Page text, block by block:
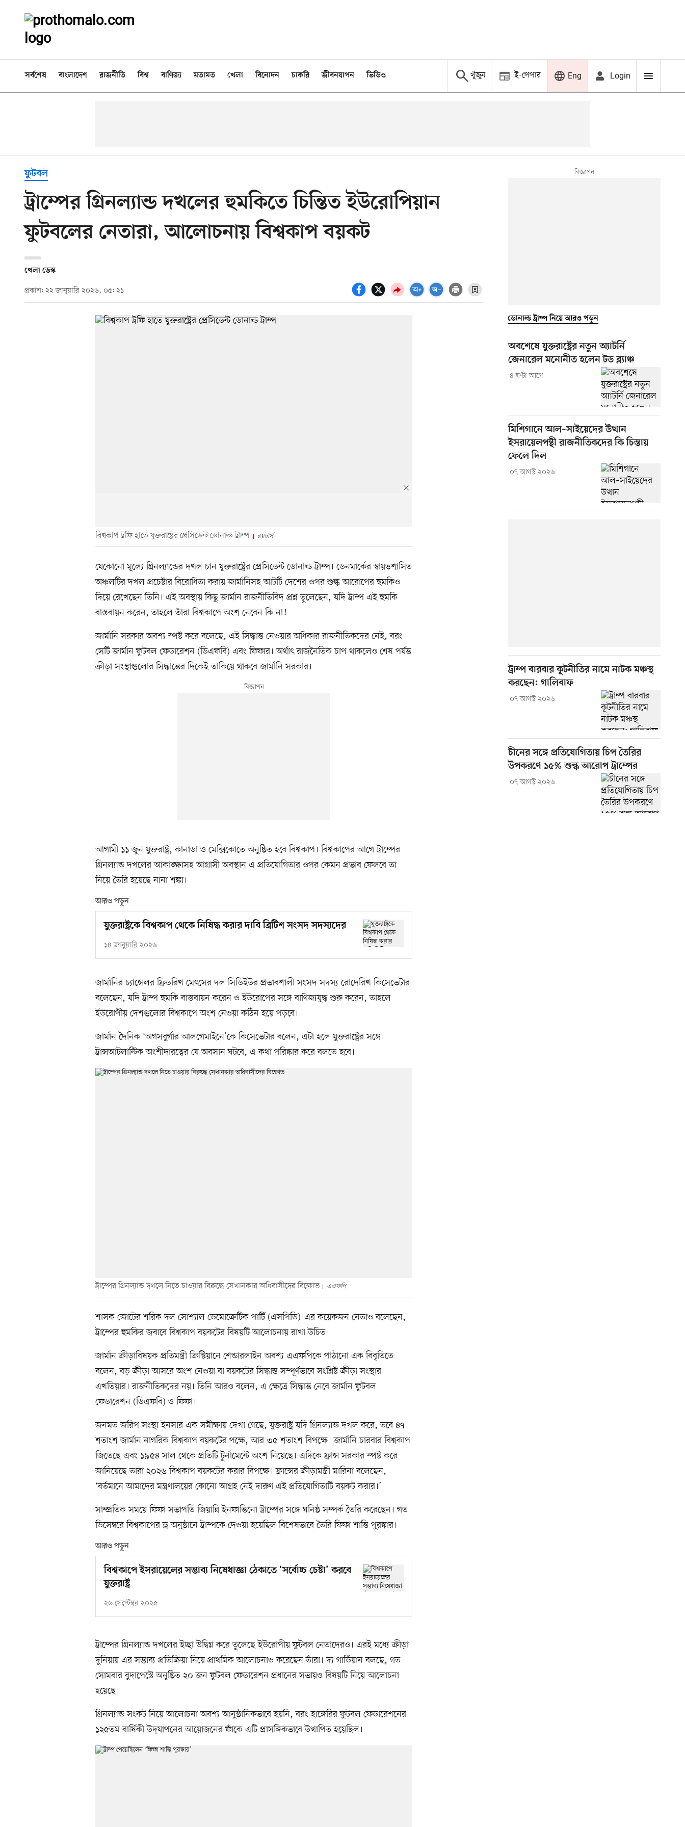
সর্বশেষ বাংলাদেশ রাজনীতি বিশ্ব বাণিজ্য মতামত খেলা বিনোদন চাকরি জীবনযাপন ভিডিও খুঁজুন ই-পেপার Eng Login
ফুটবল
ট্রাম্পের গ্রিনল্যান্ড দখলের হুমকিতে চিন্তিত ইউরোপিয়ান
ফুটবলের নেতারা, আলোচনায় বিশ্বকাপ বয়কট
খেলা ডেস্ক
প্রকাশ: ২২ জানুয়ারি ২০২৬, ০৫: ২১
বিশ্বকাপ ট্রফি হাতে যুক্তরাষ্ট্রের প্রেসিডেন্ট ডোনাল্ড ট্রাম্প রয়টার্স
যেকোনো মূল্যে গ্রিনল্যান্ডের দখল চান যুক্তরাষ্ট্রের প্রেসিডেন্ট ডোনাল্ড ট্রাম্প। ডেনমার্কের স্বায়ত্তশাসিত
অঞ্চলটির দখল প্রচেষ্টার বিরোধিতা করায় জার্মানিসহ আটটি দেশের ওপর শুল্ক আরোপের হুমকিও
দিয়ে রেখেছেন তিনি। এই অবস্থায় কিছু জার্মান রাজনীতিবিদ প্রশ্ন তুলেছেন, যদি ট্রাম্প এই হুমকি
বাস্তবায়ন করেন, তাহলে তাঁরা বিশ্বকাপে অংশ নেবেন কি না!
জার্মানি সরকার অবশ্য স্পষ্ট করে বলেছে, এই সিদ্ধান্ত নেওয়ার অধিকার রাজনীতিকদের নেই, বরং
সেটি জার্মান ফুটবল ফেডারেশন (ডিএফবি) এবং ফিফার। অর্থাৎ রাজনৈতিক চাপ থাকলেও শেষ পর্যন্ত
ক্রীড়া সংস্থাগুলোর সিদ্ধান্তের দিকেই তাকিয়ে থাকবে জার্মানি সরকার।
আগামী ১১ জুন যুক্তরাষ্ট্র, কানাডা ও মেক্সিকোতে অনুষ্ঠিত হবে বিশ্বকাপ। বিশ্বকাপের আগে ট্রাম্পের
গ্রিনল্যান্ড দখলের আকাঙ্ক্ষাসহ আগ্রাসী অবস্থান এ প্রতিযোগিতার ওপর কেমন প্রভাব ফেলবে তা
নিয়ে তৈরি হয়েছে নানা শঙ্কা।
আরও পড়ুন
যুক্তরাষ্ট্রকে বিশ্বকাপ থেকে নিষিদ্ধ করার দাবি ব্রিটিশ সংসদ সদস্যদের
১৪ জানুয়ারি ২০২৬
জার্মানির চ্যান্সেলর ফ্রিডরিখ মেৎসের দল সিডিইউর প্রভাবশালী সংসদ সদস্য রোদেরিখ কিসেভেটার
বলেছেন, যদি ট্রাম্প হুমকি বাস্তবায়ন করেন ও ইউরোপের সঙ্গে বাণিজ্যযুদ্ধ শুরু করেন, তাহলে
ইউরোপীয় দেশগুলোর বিশ্বকাপে অংশ নেওয়া কঠিন হয়ে পড়বে।
জার্মান দৈনিক ‘অগসবুর্গার আলগেমাইনে’কে কিসেভেটার বলেন, এটা হলে যুক্তরাষ্ট্রের সঙ্গে
ট্রান্সআটলান্টিক অংশীদারত্বের যে অবসান ঘটবে, এ কথা পরিষ্কার করে বলতে হবে।
ট্রাম্পের গ্রিনল্যান্ড দখলে নিতে চাওয়ার বিরুদ্ধে সেখানকার অধিবাসীদের বিক্ষোভ এএফপি
শাসক জোটের শরিক দল সোশ্যাল ডেমোক্রেটিক পার্টি (এসপিডি)-এর কয়েকজন নেতাও বলেছেন,
ট্রাম্পের হুমকির জবাবে বিশ্বকাপ বয়কটের বিষয়টি আলোচনায় রাখা উচিত।
জার্মান ক্রীড়াবিষয়ক প্রতিমন্ত্রী ক্রিস্টিয়ানে শেন্ডারলাইন অবশ্য এএফপিকে পাঠানো এক বিবৃতিতে
বলেন, বড় ক্রীড়া আসরে অংশ নেওয়া বা বয়কটের সিদ্ধান্ত সম্পূর্ণভাবে সংশ্লিষ্ট ক্রীড়া সংস্থার
এখতিয়ার। রাজনীতিকদের নয়। তিনি আরও বলেন, এ ক্ষেত্রে সিদ্ধান্ত নেবে জার্মান ফুটবল
ফেডারেশন (ডিএফবি) ও ফিফা।
জনমত জরিপ সংস্থা ইনসার এক সমীক্ষায় দেখা গেছে, যুক্তরাষ্ট্র যদি গ্রিনল্যান্ড দখল করে, তবে ৪৭
শতাংশ জার্মান নাগরিক বিশ্বকাপ বয়কটের পক্ষে, আর ৩৫ শতাংশ বিপক্ষে। জার্মানি চারবার বিশ্বকাপ
জিতেছে এবং ১৯৫৪ সাল থেকে প্রতিটি টুর্নামেন্টে অংশ নিয়েছে। এদিকে ফ্রান্স সরকার স্পষ্ট করে
জানিয়েছে তারা ২০২৬ বিশ্বকাপ বয়কটের করার বিপক্ষে। ফ্রান্সের ক্রীড়ামন্ত্রী মারিনা বলেছেন,
‘বর্তমানে আমাদের মন্ত্রণালয়ের কোনো আগ্রহ নেই দারুণ এই প্রতিযোগিতাটি বয়কট করার।’
সাম্প্রতিক সময়ে ফিফা সভাপতি জিয়ান্নি ইনফান্তিনো ট্রাম্পের সঙ্গে ঘনিষ্ঠ সম্পর্ক তৈরি করেছেন। গত
ডিসেম্বরে বিশ্বকাপের ড্র অনুষ্ঠানে ট্রাম্পকে দেওয়া হয়েছিল বিশেষভাবে তৈরি ফিফা শান্তি পুরস্কার।
আরও পড়ুন
বিশ্বকাপে ইসরায়েলের সম্ভাব্য নিষেধাজ্ঞা ঠেকাতে ‘সর্বোচ্চ চেষ্টা’ করবে
যুক্তরাষ্ট্র
২৬ সেপ্টেম্বর ২০২৫
ট্রাম্পের গ্রিনল্যান্ড দখলের ইচ্ছা উদ্বিগ্ন করে তুলেছে ইউরোপীয় ফুটবল নেতাদেরও। এরই মধ্যে ক্রীড়া
দুনিয়ায় এর সম্ভাব্য প্রতিক্রিয়া নিয়ে প্রাথমিক আলোচনাও করেছেন তাঁরা। দ্য গার্ডিয়ান বলছে, গত
সোমবার বুদাপেস্টে অনুষ্ঠিত ২০ জন ফুটবল ফেডারেশন প্রধানের সভায়ও বিষয়টি নিয়ে আলোচনা
হয়েছে।
গ্রিনল্যান্ড সংকট নিয়ে আলোচনা অবশ্য আনুষ্ঠানিকভাবে হয়নি, বরং হাঙ্গেরির ফুটবল ফেডারেশনের
১২৫তম বার্ষিকী উদ্‌যাপনের আয়োজনের ফাঁকে এটি প্রাসঙ্গিকভাবে উত্থাপিত হয়েছিল।
ডোনাল্ড ট্রাম্প নিয়ে আরও পড়ুন
অবশেষে যুক্তরাষ্ট্রের নতুন অ্যাটর্নি
জেনারেল মনোনীত হলেন টড ব্ল্যাঞ্চ
৪ ঘণ্টা আগে
মিশিগানে আল–সাইয়েদের উত্থান
ইসরায়েলপন্থী রাজনীতিকদের কি চিন্তায়
ফেলে দিল
০৭ আগস্ট ২০২৬
ট্রাম্প বারবার কূটনীতির নামে নাটক মঞ্চস্থ
করছেন: গালিবাফ
০৭ আগস্ট ২০২৬
চীনের সঙ্গে প্রতিযোগিতায় চিপ তৈরির
উপকরণে ১৫% শুল্ক আরোপ ট্রাম্পের
০৭ আগস্ট ২০২৬